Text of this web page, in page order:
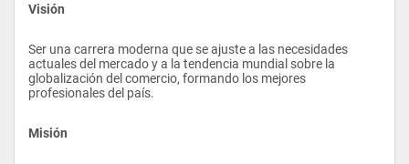
Visión
Ser una carrera moderna que se ajuste a las necesidades
actuales del mercado y a la tendencia mundial sobre la
globalización del comercio, formando los mejores
profesionales del país.
Misión